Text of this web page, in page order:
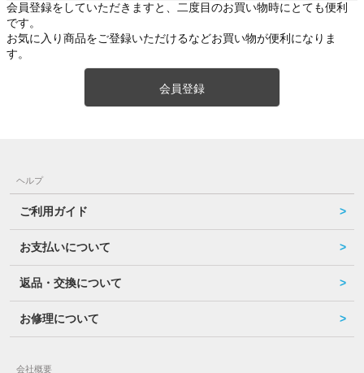
会員登録をしていただきますと、二度目のお買い物時にとても便利
です。
お気に入り商品をご登録いただけるなどお買い物が便利になりま
す。
会員登録
ヘルプ
ご利用ガイド
お支払いについて
返品・交換について
お修理について
会社概要